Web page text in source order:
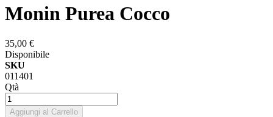
Monin Purea Cocco
35,00 €
Disponibile
SKU
011401
Qtà
Aggiungi al Carrello